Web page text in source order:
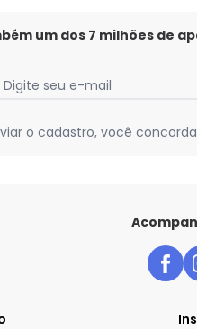
um dos 7 milhões de
Digite seu e-mail
o cadastro, você